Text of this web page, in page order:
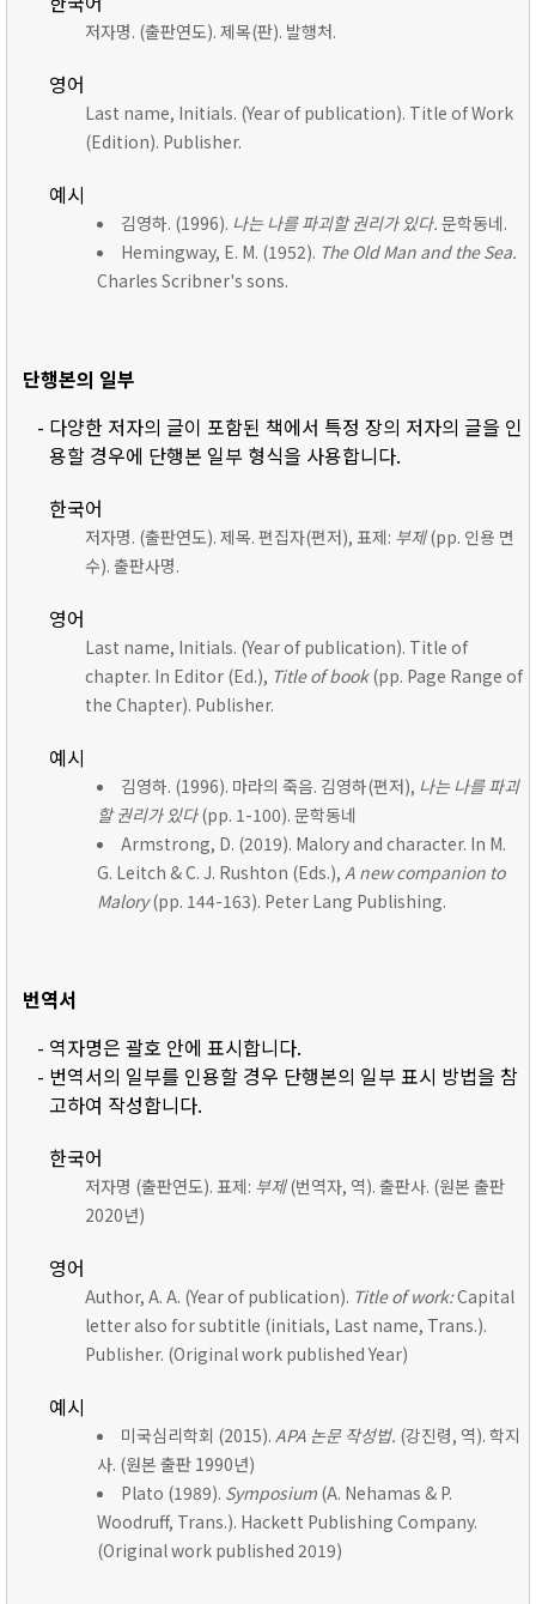
저자명. (출판연도). 제목(판). 발행처.
영어
Last name, Initials. (Year of publication). Title of Work
(Edition). Publisher.
예시
김영하. (1996). 나는 나를 파괴할 권리가 있다. 문학동네.
Hemingway, E. M. (1952). The Old Man and the Sea.
Charles Scribner's sons.
단행본의 일부
- 다양한 저자의 글이 포함된 책에서 특정 장의 저자의 글을 인
용할 경우에 단행본 일부 형식을 사용합니다.
한국어
저자명. (출판연도). 제목. 편집자(편저), 표제: 부제(pp. 인용 면
수). 출판사명.
영어
Last name, Initials. (Year of publication). Title of
chapter. In Editor (Ed.), Title of book(pp. Page Range of
the Chapter). Publisher.
예시
김영하. (1996). 마라의 죽음. 김영하(편저), 나는 나를 파괴
할 권리가 있다(pp. 1-100). 문학동네
Armstrong, D. (2019). Malory and character. In M.
G. Leitch & C. J. Rushton (Eds.), A new companion to
Malory(pp. 144-163). Peter Lang Publishing.
번역서
- 역자명은 괄호 안에 표시합니다.
- 번역서의 일부를 인용할 경우 단행본의 일부 표시 방법을 참
고하여 작성합니다.
한국어
저자명 (출판연도). 표제: 부제(번역자, 역). 출판사. (원본 출판
2020년)
영어
Author, A. A. (Year of publication). Title of work:Capital
letter also for subtitle (initials, Last name, Trans.).
Publisher. (Original work published Year)
예시
미국심리학회 (2015). APA 논문 작성법. (강진령, 역). 학지
사. (원본 출판 1990년)
Plato (1989). Symposium (A. Nehamas & P.
Woodruff, Trans.). Hackett Publishing Company.
(Original work published 2019)